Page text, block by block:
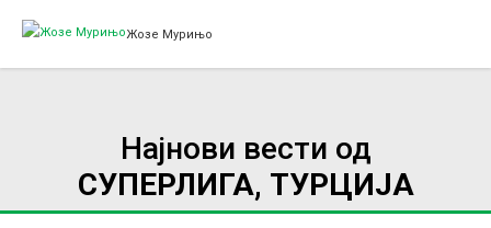
Жозе Мурињо
Најнови вести од
СУПЕРЛИГА, ТУРЦИЈА